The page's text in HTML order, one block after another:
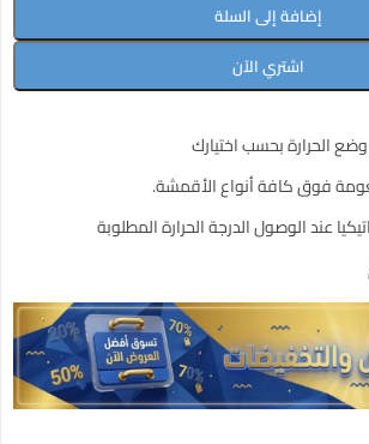
إضافة إلى السلة
اشتري الآن
الحرارة بحسب اختيارك
فوق كافة أنواع الأقمشة.
عند الوصول الدرجة الحرارة المطلوبة